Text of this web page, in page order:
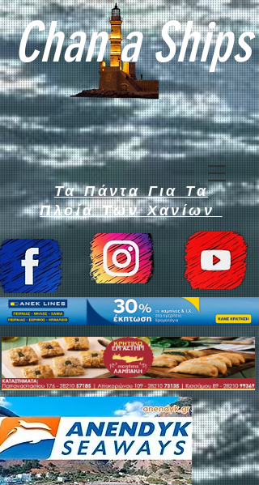
Chan a Ships
Τα Πάντα Για Τα
Πλοία Των Χανίων